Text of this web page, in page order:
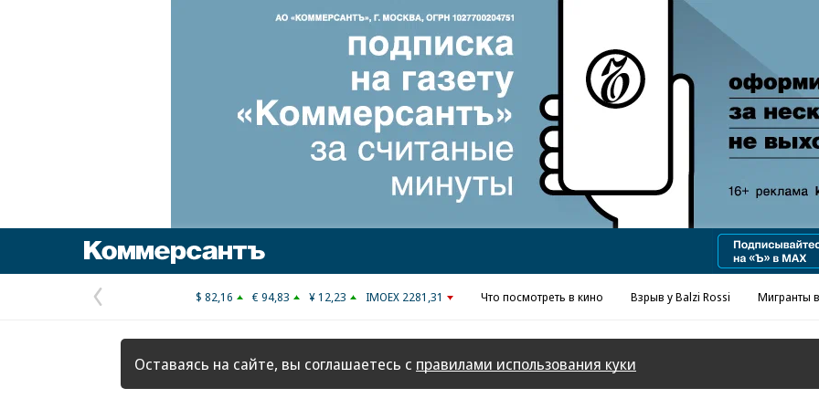
Реклама в «Ъ» www.kommersant.ru/ad
Предыдущая
страница
$ 82,16 € 94,83 ¥ 12,23 IMOEX 2281,31 Что посмотреть в кино Взрыв у Balzi Rossi Мигранты
Оставаясь на сайте, вы соглашаетесь с правилами использования куки